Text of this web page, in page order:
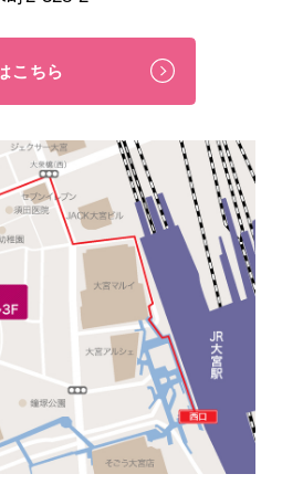
こちら